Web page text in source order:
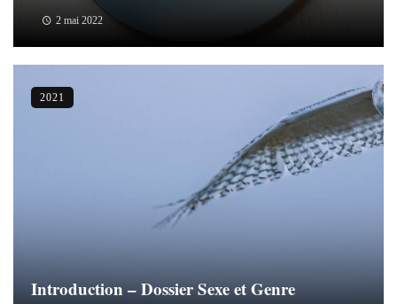
2 mai 2022
Introduction – Dossier Sexe et Genre
2021